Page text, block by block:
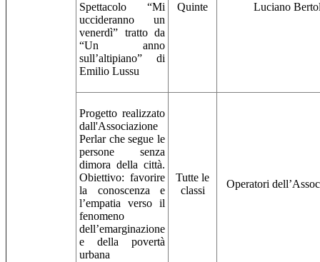
Spettacolo “Mi
uccideranno un
venerdì” tratto da
“Un anno
sull’altipiano” di
Emilio Lussu
Quinte Luciano
Progetto realizzato
dall'Associazione
Perlar che segue le
persone senza
dimora della città.
Obiettivo: favorire
la conoscenza e
l’empatia verso il
fenomeno
dell’emarginazione
e della povertà
urbana
Tutte le
classi
Operatori